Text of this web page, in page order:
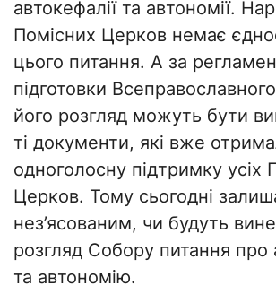
автокефалії та автономії.
Помісних Церков немає
цього питання. А за
підготовки
його розгляд можуть бути
ті документи, які вже
одноголосну підтримку усіх
Церков. Тому сьогодні
нез’ясованим, чи будуть
розгляд Собору питання про
та автономію.